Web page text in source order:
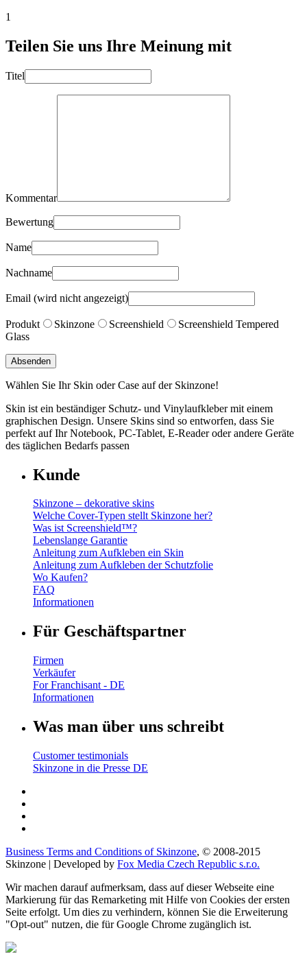
1
Teilen Sie uns Ihre Meinung mit
Titel
Kommentar
Bewertung
Name
Nachname
Email (wird nicht angezeigt)
Produkt Skinzone Screenshield
Screenshield Tempered
Glass
Wählen Sie Ihr Skin oder Case auf der Skinzone!
Skin ist ein beständiger Schutz- und Vinylaufkleber mit einem
graphischen Design. Unsere Skins sind so entworfen, dass Sie
perfekt auf Ihr Notebook, PC-Tablet, E-Reader oder andere Geräte
des täglichen Bedarfs passen
Kunde
Skinzone – dekorative skins
Welche Cover-Typen stellt Skinzone her?
Was ist Screenshield™?
Lebenslange Garantie
Anleitung zum Aufkleben ein Skin
Anleitung zum Aufkleben der Schutzfolie
Wo Kaufen?
FAQ
Informationen
Für Geschäftspartner
Firmen
Verkäufer
For Franchisant - DE
Informationen
Was man über uns schreibt
Customer testimonials
Skinzone in die Presse DE
Business Terms and Conditions of Skinzone, © 2008-2015
Skinzone | Developed by Fox Media Czech Republic s.r.o.
Wir machen darauf aufmerksam, dass auf dieser Webseite eine
Markierung für das Remarketing mit Hilfe von Cookies der ersten
Seite erfolgt. Um dies zu verhindern, können Sie die Erweiterung
"Opt-out" nutzen, die für Google Chrome zugänglich ist.